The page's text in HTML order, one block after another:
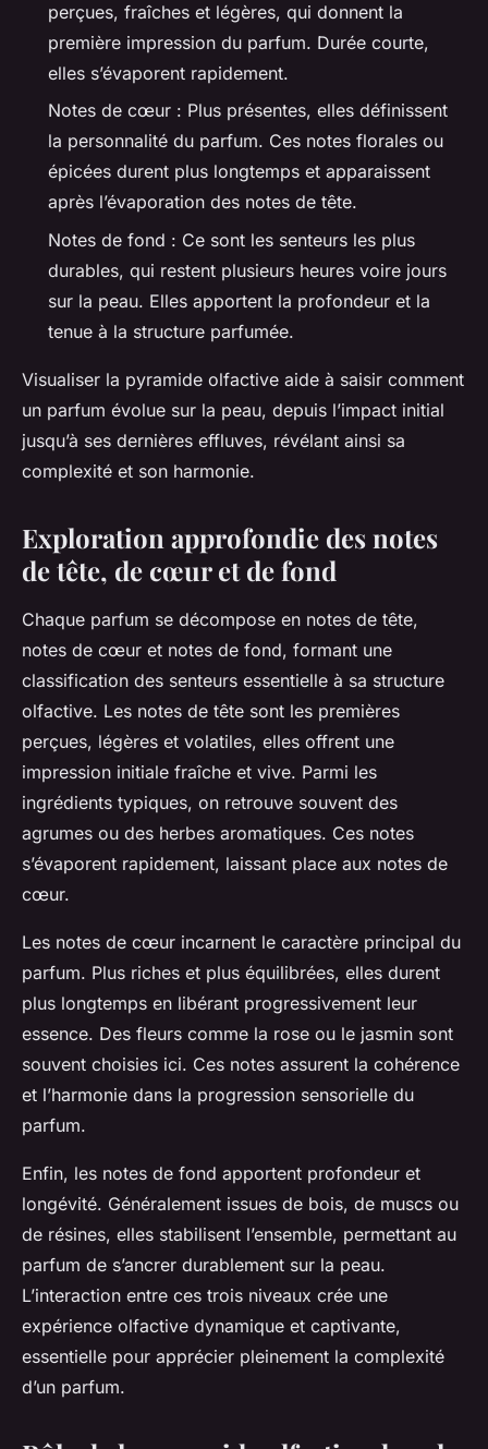
perçues, fraîches et légères, qui donnent la
première impression du parfum. Durée courte,
elles s’évaporent rapidement.
Notes de cœur : Plus présentes, elles définissent
la personnalité du parfum. Ces notes florales ou
épicées durent plus longtemps et apparaissent
après l’évaporation des notes de tête.
Notes de fond : Ce sont les senteurs les plus
durables, qui restent plusieurs heures voire jours
sur la peau. Elles apportent la profondeur et la
tenue à la structure parfumée.
Visualiser la pyramide olfactive aide à saisir comment
un parfum évolue sur la peau, depuis l’impact initial
jusqu’à ses dernières effluves, révélant ainsi sa
complexité et son harmonie.
Exploration approfondie des notes
de tête, de cœur et de fond
Chaque parfum se décompose en notes de tête,
notes de cœur et notes de fond, formant une
classification des senteurs essentielle à sa structure
olfactive. Les notes de tête sont les premières
perçues, légères et volatiles, elles offrent une
impression initiale fraîche et vive. Parmi les
ingrédients typiques, on retrouve souvent des
agrumes ou des herbes aromatiques. Ces notes
s’évaporent rapidement, laissant place aux notes de
cœur.
Les notes de cœur incarnent le caractère principal du
parfum. Plus riches et plus équilibrées, elles durent
plus longtemps en libérant progressivement leur
essence. Des fleurs comme la rose ou le jasmin sont
souvent choisies ici. Ces notes assurent la cohérence
et l’harmonie dans la progression sensorielle du
parfum.
Enfin, les notes de fond apportent profondeur et
longévité. Généralement issues de bois, de muscs ou
de résines, elles stabilisent l’ensemble, permettant au
parfum de s’ancrer durablement sur la peau.
L’interaction entre ces trois niveaux crée une
expérience olfactive dynamique et captivante,
essentielle pour apprécier pleinement la complexité
d’un parfum.